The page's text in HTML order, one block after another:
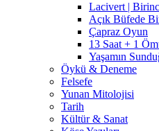
Lacivert |
Açık Büfede
Çapraz Oyun
13 Saat + 1
Yaşamın
Öykü & Deneme
Felsefe
Yunan Mitolojisi
Tarih
Kültür & Sanat